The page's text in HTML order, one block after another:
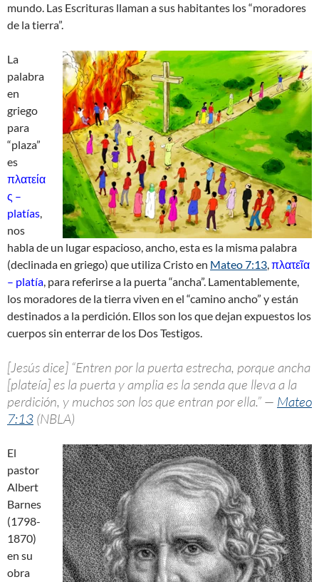
mundo. Las Escrituras llaman a sus habitantes los “moradores
de la tierra”.
La
palabra
en
griego
para
“plaza”
es
πλατεία
ς –
platías,
nos
habla de un lugar espacioso, ancho, esta es la misma palabra
(declinada en griego) que utiliza Cristo en Mateo 7:13,πλατεῖα
– platía, para referirse a la puerta “ancha”. Lamentablemente,
los moradores de la tierra viven en el “camino ancho” y están
destinados a la perdición. Ellos son los que dejan expuestos los
cuerpos sin enterrar de los Dos Testigos.
[Jesús dice] “Entren por la puerta estrecha, porque ancha
[plateía] es la puerta y amplia es la senda que lleva a la
perdición, y muchos son los que entran por ella.” — Mateo
7:13 (NBLA)
El
pastor
Albert
Barnes
(1798-
1870)
en su
obra